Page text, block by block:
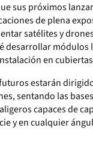
sus próximos
de plena
satélites y
desarrollar módulos
en
estarán
sentando las
capaces de
y en cualquier